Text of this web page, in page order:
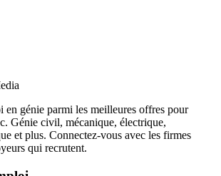
en génie parmi les meilleures offres pour
Génie civil, mécanique, électrique,
et plus. Connectez-vous avec les firmes
qui recrutent.